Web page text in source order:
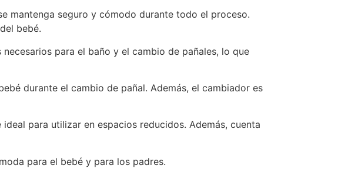
mantenga seguro y cómodo durante todo el proceso.
bebé.
para el baño y el cambio de pañales, lo que
durante el cambio de pañal. Además, el cambiador es
para utilizar en espacios reducidos. Además, cuenta
para el bebé y para los padres.